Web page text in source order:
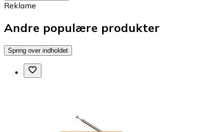
Reklame
Andre populære produkter
Spring over indholdet